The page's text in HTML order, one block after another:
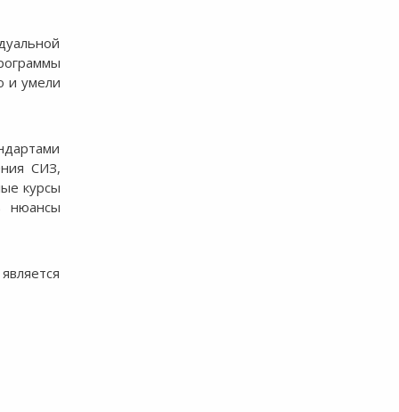
и умели
СИЗ,
курсы
нюансы